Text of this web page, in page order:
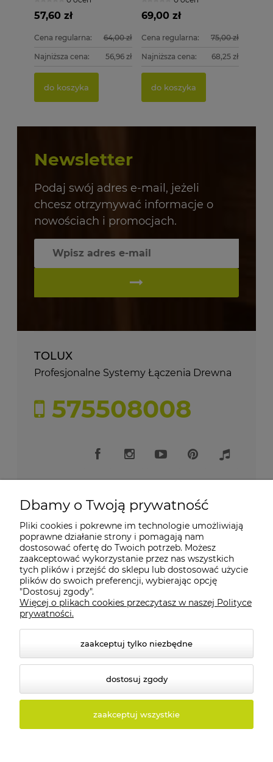
57,60 zł
Cena regularna: 64,00 zł
Najniższa cena: 56,96 zł
do koszyka
69,00 zł
Cena regularna: 75,00 zł
Najniższa cena: 68,25 zł
do koszyka
Newsletter
Podaj swój adres e-mail, jeżeli
chcesz otrzymywać informacje o
nowościach i promocjach.
TOLUX
Profesjonalne Systemy Łączenia Drewna
575508008
Moje konto
Płatności i dostawa
Informacje
Styl graficzny i aplikacje ShopGadget.pl
Dbamy o Twoją prywatność
Pliki cookies i pokrewne im technologie umożliwiają
poprawne działanie strony i pomagają nam
dostosować ofertę do Twoich potrzeb. Możesz
zaakceptować wykorzystanie przez nas wszystkich
tych plików i przejść do sklepu lub dostosować użycie
plików do swoich preferencji, wybierając opcję
"Dostosuj zgody".
Więcej o plikach cookies przeczytasz w naszej Polityce
prywatności.
zaakceptuj tylko niezbędne
dostosuj zgody
zaakceptuj wszystkie